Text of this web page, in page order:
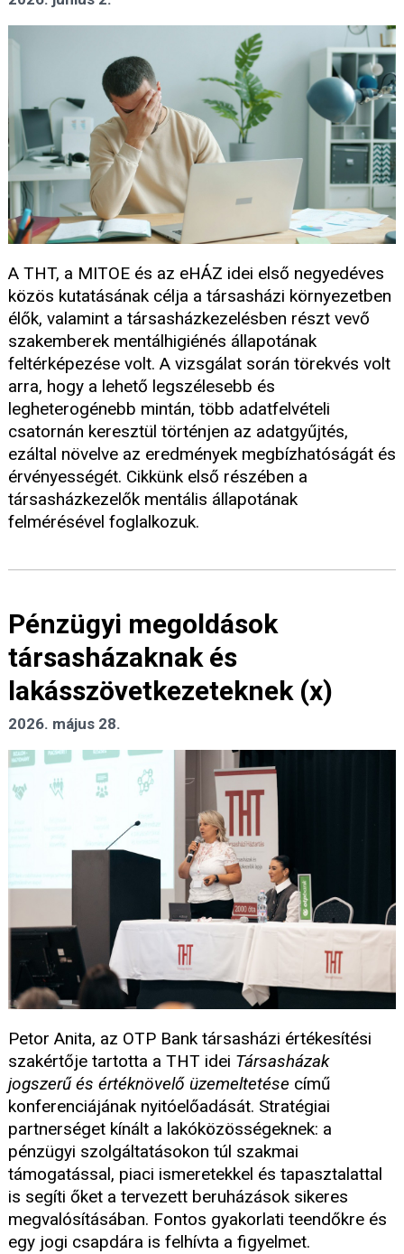
A THT, a MITOE és az eHÁZ idei első negyedéves
közös kutatásának célja a társasházi környezetben
élők, valamint a társasházkezelésben részt vevő
szakemberek mentálhigiénés állapotának
feltérképezése volt. A vizsgálat során törekvés volt
arra, hogy a lehető legszélesebb és
legheterogénebb mintán, több adatfelvételi
csatornán keresztül történjen az adatgyűjtés,
ezáltal növelve az eredmények megbízhatóságát és
érvényességét. Cikkünk első részében a
társasházkezelők mentális állapotának
felmérésével foglalkozuk.
Pénzügyi megoldások
társasházaknak és
lakásszövetkezeteknek (x)
2026. május 28.
Petor Anita, az OTP Bank társasházi értékesítési
szakértője tartotta a THT idei Társasházak
jogszerű és értéknövelő üzemeltetése című
konferenciájának nyitóelőadását. Stratégiai
partnerséget kínált a lakóközösségeknek: a
pénzügyi szolgáltatásokon túl szakmai
támogatással, piaci ismeretekkel és tapasztalattal
is segíti őket a tervezett beruházások sikeres
megvalósításában. Fontos gyakorlati teendőkre és
egy jogi csapdára is felhívta a figyelmet.